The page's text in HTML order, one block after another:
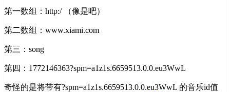
第一数组：http:/ （像是吧）
第二数组：www.xiami.com
第三：song
第四：1772146363?spm=a1z1s.6659513.0.0.eu3WwL
奇怪的是将带有?spm=a1z1s.6659513.0.0.eu3WwL 的音乐id值